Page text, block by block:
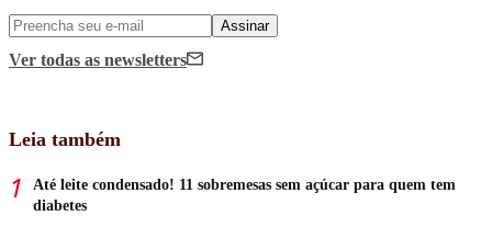
Assinar
Ver todas as newsletters
Leia também
Até leite condensado! 11 sobremesas sem açúcar para quem tem
diabetes